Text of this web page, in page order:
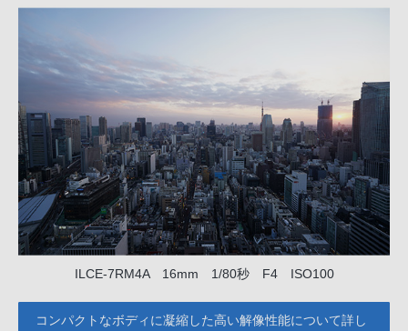
ILCE-7RM4A 16mm 1/80秒 F4 ISO100
コンパクトなボディに凝縮した高い解像性能について詳し